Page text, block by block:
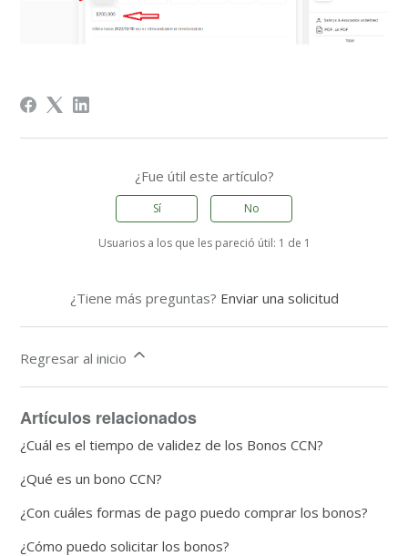
¿Fue útil este artículo?
Sí No
Usuarios a los que les pareció útil: 1 de 1
¿Tiene más preguntas? Enviar una solicitud
Regresar al inicio
Artículos relacionados
¿Cuál es el tiempo de validez de los Bonos CCN?
¿Qué es un bono CCN?
¿Con cuáles formas de pago puedo comprar los bonos?
¿Cómo puedo solicitar los bonos?